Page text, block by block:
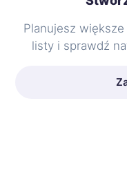
Planujesz
listy i sprawdź